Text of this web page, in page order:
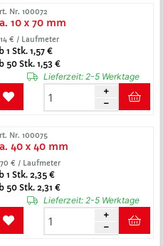
Nr. 100072
10 x 70 mm
€ / Laufmeter
1 Stk. 1,57 €
50 Stk. 1,53 €
Lieferzeit: 2-5 Werktage
Nr. 100075
40 x 40 mm
€ / Laufmeter
1 Stk. 2,35 €
50 Stk. 2,31 €
Lieferzeit: 2-5 Werktage